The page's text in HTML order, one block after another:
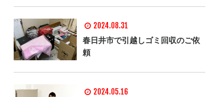
2024.08.31
春日井市で引越しゴミ回収のご依
頼
2024.05.16